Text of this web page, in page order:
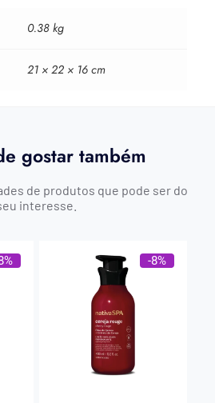
0.38 kg
21 × 22 × 16 cm
gostar também
de produtos que pode ser do
interesse.
-8%